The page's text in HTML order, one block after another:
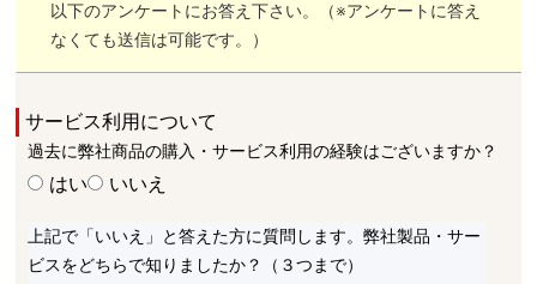
以下のアンケートにお答え下さい。（※アンケートに答え
なくても送信は可能です。）
サービス利用について
過去に弊社商品の購入・サービス利用の経験はございますか？
はい いいえ
上記で「いいえ」と答えた方に質問します。弊社製品・サー
ビスをどちらで知りましたか？（３つまで）